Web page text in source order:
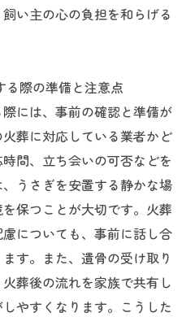
い主の心の負担を和らげる
際の準備と注意点
には、事前の確認と準備が
葬に対応している業者かど
間、立ち会いの可否などを
うさぎを安置する静かな場
保つことが大切です。火葬
についても、事前に話し合
す。また、遺骨の受け取り
葬後の流れを家族で共有し
やすくなります。こうした